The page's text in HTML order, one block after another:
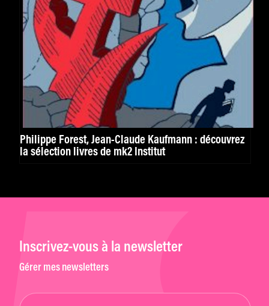
Philippe Forest, Jean-Claude Kaufmann : découvrez
la sélection livres de mk2 Institut
Inscrivez-vous à la newsletter
Gérer mes newsletters